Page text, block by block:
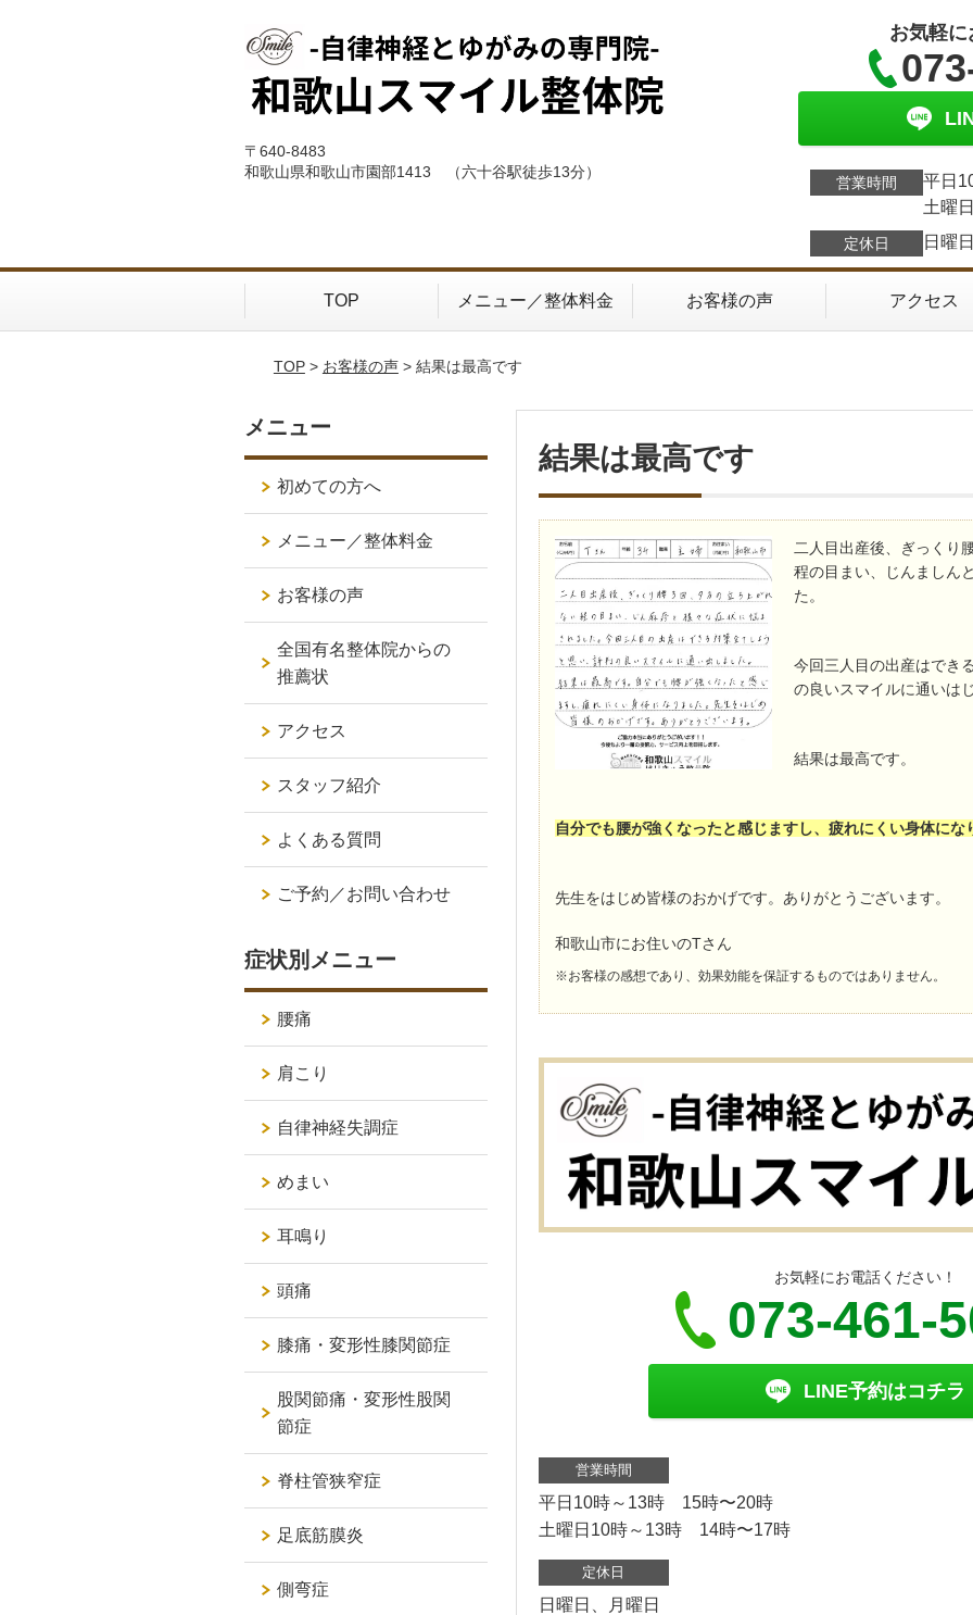
〒640-8483
和歌山県和歌山市園部1413 （六十谷駅徒歩13分）
お気軽
営業時間
平日
土曜
定休日 日曜
TOP メニュー／整体料金 お客様の声 アクセス
TOP> お客様の声> 結果は最高です
結果は最高です
二人目出産後、ぎっくり
程の目まい、じんましん
た。
今回三人目の出産はでき
の良いスマイルに通いは
結果は最高です。
自分でも腰が強くなったと感じますし、疲れにくい身体にな
先生をはじめ皆様のおかげです。ありがとうございます。
和歌山市にお住いのTさん
※お客様の感想であり、効果効能を保証するものではありません。
お気軽にお電話ください！
073-461-
LINE予約はコチラ
営業時間
平日10時～13時 15時〜20時
土曜日10時～13時 14時〜17時
定休日
日曜日、月曜日
メニュー
初めての方へ
メニュー／整体料金
お客様の声
全国有名整体院からの
推薦状
アクセス
スタッフ紹介
よくある質問
ご予約／お問い合わせ
症状別メニュー
腰痛
肩こり
自律神経失調症
めまい
耳鳴り
頭痛
膝痛・変形性膝関節症
股関節痛・変形性股関
節症
脊柱管狭窄症
足底筋膜炎
側弯症